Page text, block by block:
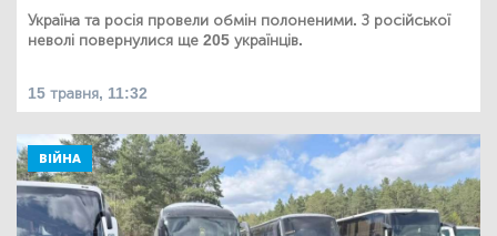
Україна та росія провели обмін полоненими. З російської
неволі повернулися ще 205 українців.
15 травня, 11:32
ВІЙНА